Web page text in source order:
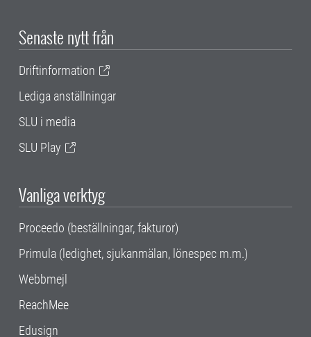
Senaste nytt från
Driftinformation
Lediga anställningar
SLU i media
SLU Play
Vanliga verktyg
Proceedo (beställningar, fakturor)
Primula (ledighet, sjukanmälan, lönespec m.m.)
Webbmejl
ReachMee
Edusign